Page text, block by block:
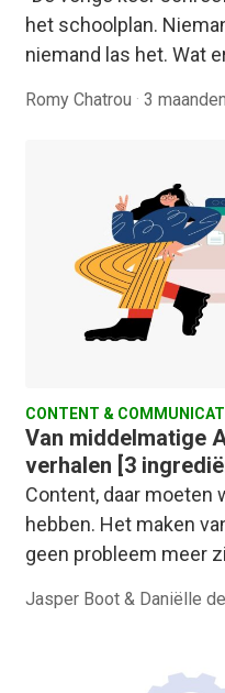
het schoolplan.
niemand las het. Wat
Romy Chatrou · 3
CONTENT &
Van middelmatige
verhalen [3
Content, daar moeten
hebben. Het maken
geen probleem meer
Jasper Boot & Daniëlle